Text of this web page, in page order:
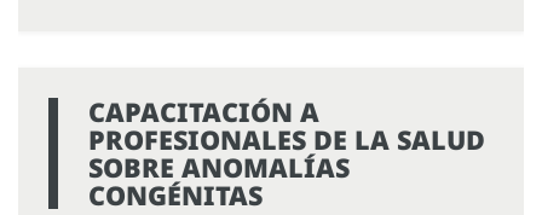
CAPACITACIÓN A
PROFESIONALES DE LA SALUD
SOBRE ANOMALÍAS
CONGÉNITAS